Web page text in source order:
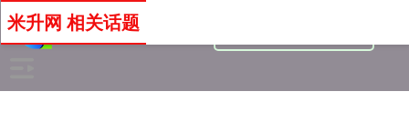
米升网 相关话题